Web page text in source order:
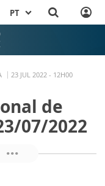
PT
23 JUL 2022 - 12H00
de
07/2022